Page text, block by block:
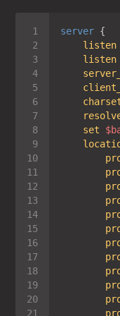
server
listen
listen
set